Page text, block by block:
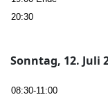
20:30
Sonntag, 12. Juli
08:30-11:00